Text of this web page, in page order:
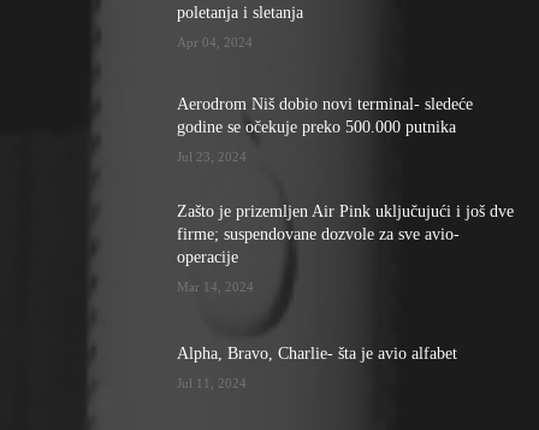
poletanja i sletanja
Apr 04, 2024
Aerodrom Niš dobio novi terminal- sledeće
godine se očekuje preko 500.000 putnika
Jul 23, 2024
Zašto je prizemljen Air Pink uključujući i još dve
firme; suspendovane dozvole za sve avio-
operacije
Mar 14, 2024
Alpha, Bravo, Charlie- šta je avio alfabet
Jul 11, 2024